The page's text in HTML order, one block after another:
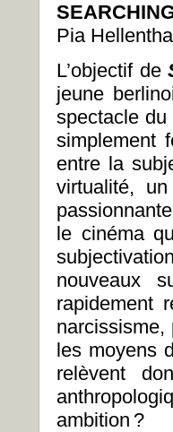
Pia
L’objectif de
jeune
spectacle du
simplement
entre la
virtualité,
le cinéma
nouveaux
rapidement
narcissisme,
les moyens
relèvent
ambition ?